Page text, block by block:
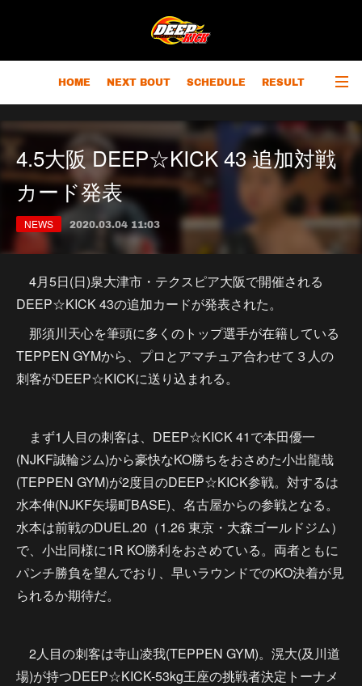
HOME NEXT BOUT SCHEDULE RESULT
RANKING CHAMPIONS OUTLINE
4.5大阪 DEEP☆KICK 43 追加対戦
カード発表
NEWS 2020.03.04 11:03
4月5日(日)泉大津市・テクスピア大阪で開催される
DEEP☆KICK 43の追加カードが発表された。
那須川天心を筆頭に多くのトップ選手が在籍している
TEPPEN GYMから、プロとアマチュア合わせて３人の
刺客がDEEP☆KICKに送り込まれる。
まず1人目の刺客は、DEEP☆KICK 41で本田優一
(NJKF誠輪ジム)から豪快なKO勝ちをおさめた小出龍哉
(TEPPEN GYM)が2度目のDEEP☆KICK参戦。対するは
水本伸(NJKF矢場町BASE)、名古屋からの参戦となる。
水本は前戦のDUEL.20（1.26 東京・大森ゴールドジム）
で、小出同様に1R KO勝利をおさめている。両者ともに
パンチ勝負を望んでおり、早いラウンドでのKO決着が見
られるか期待だ。
2人目の刺客は寺山凌我(TEPPEN GYM)。滉大(及川道
場)が持つDEEP☆KICK-53kg王座の挑戦者決定トーナメ